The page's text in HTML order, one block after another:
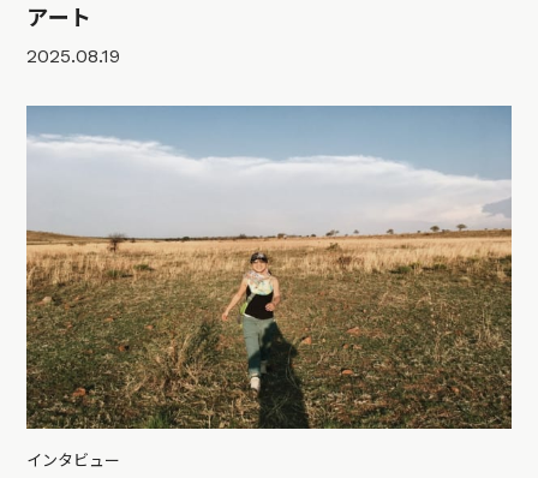
アート
2025.08.19
インタビュー